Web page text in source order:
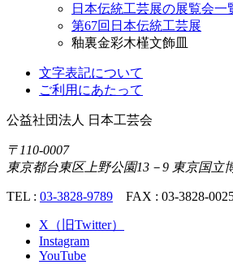
日本伝統工芸展の展覧会一
第67回日本伝統工芸展
釉裏金彩木槿文飾皿
文字表記について
ご利用にあたって
公益社団法人 日本工芸会
〒110-0007
東京都台東区上野公園13－9 東京国立
TEL : 03-3828-9789 FAX : 03-3828-
X（旧Twitter）
Instagram
YouTube